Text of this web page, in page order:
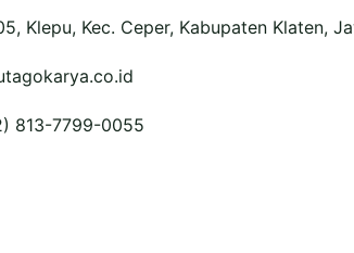
Klepu, Kec. Ceper, Kabupaten Klaten,
813-7799-0055